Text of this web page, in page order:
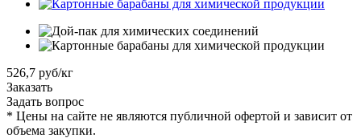
526,7 руб/кг
Заказать
Задать вопрос
* Цены на сайте не являются публичной офертой и зависит от
объема закупки.